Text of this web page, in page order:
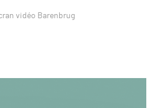
vidéo Barenbrug